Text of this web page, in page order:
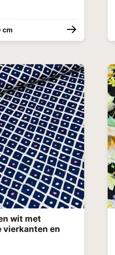
cm
wit met
vierkanten en